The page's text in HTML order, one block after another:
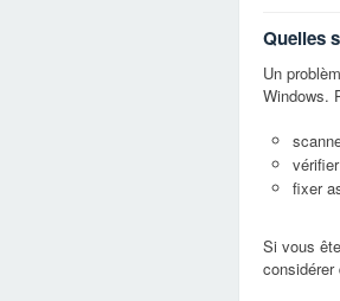
Quelles
Un
Windows.
fixer
Si vous
considérer